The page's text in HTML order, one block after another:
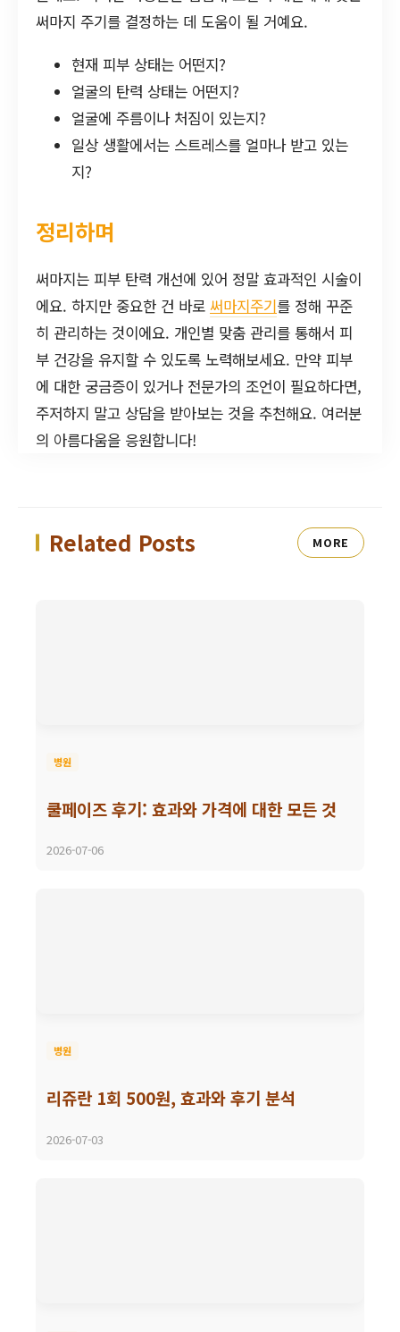
써마지 주기를 결정하는 데 도움이 될 거예요.
현재 피부 상태는 어떤지?
얼굴의 탄력 상태는 어떤지?
얼굴에 주름이나 처짐이 있는지?
일상 생활에서는 스트레스를 얼마나 받고 있는
지?
정리하며
써마지는 피부 탄력 개선에 있어 정말 효과적인 시술이
에요. 하지만 중요한 건 바로 써마지주기를 정해 꾸준
히 관리하는 것이에요. 개인별 맞춤 관리를 통해서 피
부 건강을 유지할 수 있도록 노력해보세요. 만약 피부
에 대한 궁금증이 있거나 전문가의 조언이 필요하다면,
주저하지 말고 상담을 받아보는 것을 추천해요. 여러분
의 아름다움을 응원합니다!
Related Posts MORE
병원
쿨페이즈 후기: 효과와 가격에 대한 모든 것
2026-07-06
병원
리쥬란 1회 500원, 효과와 후기 분석
2026-07-03